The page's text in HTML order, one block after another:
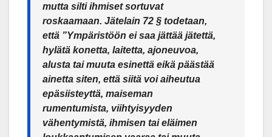
mutta silti ihmiset sortuvat
roskaamaan. Jätelain 72 § todetaan,
että ”Ympäristöön ei saa jättää jätettä,
hylätä konetta, laitetta, ajoneuvoa,
alusta tai muuta esinettä eikä päästää
ainetta siten, että siitä voi aiheutua
epäsiisteyttä, maiseman
rumentumista, viihtyisyyden
vähentymistä, ihmisen tai eläimen